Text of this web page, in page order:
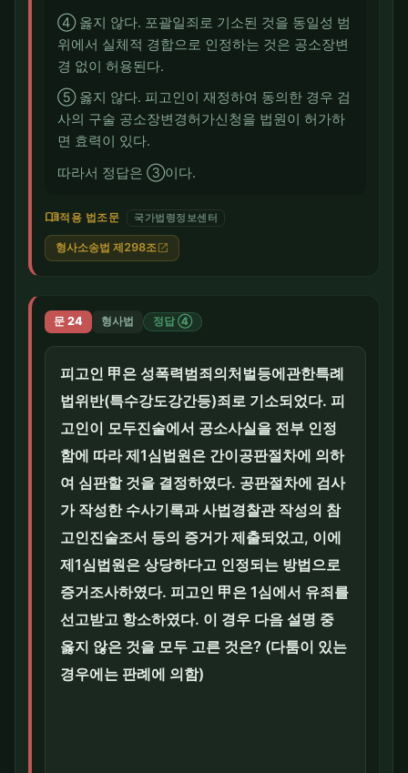
④ 옳지 않다. 포괄일죄로 기소된 것을 동일성 범
위에서 실체적 경합으로 인정하는 것은 공소장변
경 없이 허용된다.
⑤ 옳지 않다. 피고인이 재정하여 동의한 경우 검
사의 구술 공소장변경허가신청을 법원이 허가하
면 효력이 있다.
따라서 정답은 ③이다.
menu_book적용 법조문 국가법령정보센터
형사소송법 제298조open_in_new
문 24 형사법 정답 ④
피고인 甲은 성폭력범죄의처벌등에관한특례
법위반(특수강도강간등)죄로 기소되었다. 피
고인이 모두진술에서 공소사실을 전부 인정
함에 따라 제1심법원은 간이공판절차에 의하
여 심판할 것을 결정하였다. 공판절차에 검사
가 작성한 수사기록과 사법경찰관 작성의 참
고인진술조서 등의 증거가 제출되었고, 이에
제1심법원은 상당하다고 인정되는 방법으로
증거조사하였다. 피고인 甲은 1심에서 유죄를
선고받고 항소하였다. 이 경우 다음 설명 중
옳지 않은 것을 모두 고른 것은? (다툼이 있는
경우에는 판례에 의함)